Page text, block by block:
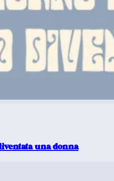
una donna